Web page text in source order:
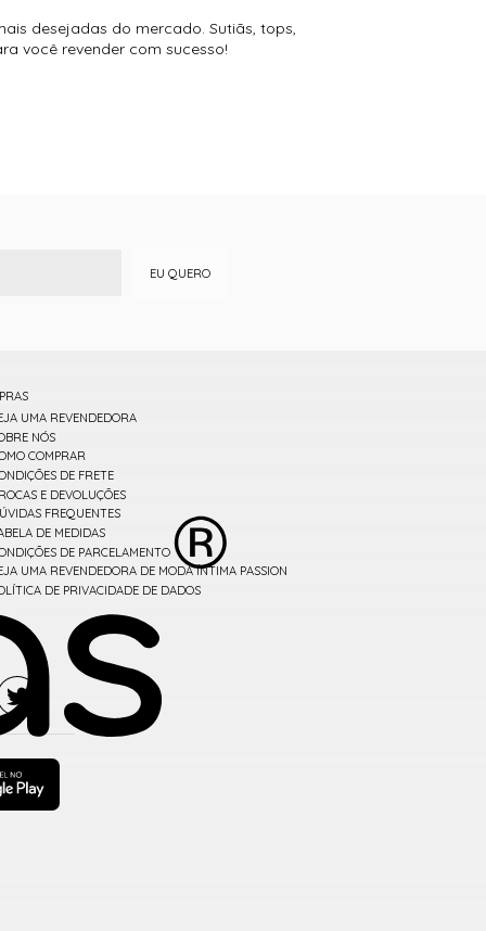
desejadas do mercado. Sutiãs, tops,
você revender com sucesso!
EU QUERO
UMA REVENDEDORA
NÓS
COMPRAR
DE FRETE
E DEVOLUÇÕES
FREQUENTES
DE MEDIDAS
DE PARCELAMENTO
UMA REVENDEDORA DE MODA ÍNTIMA PASSION
DE PRIVACIDADE DE DADOS